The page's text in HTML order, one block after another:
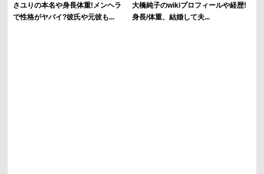
さユりの本名や身長体重!メンヘラ
で性格がヤバイ?彼氏や元彼も...
大橋純子のwikiプロフィールや経歴!
身長/体重、結婚して夫...